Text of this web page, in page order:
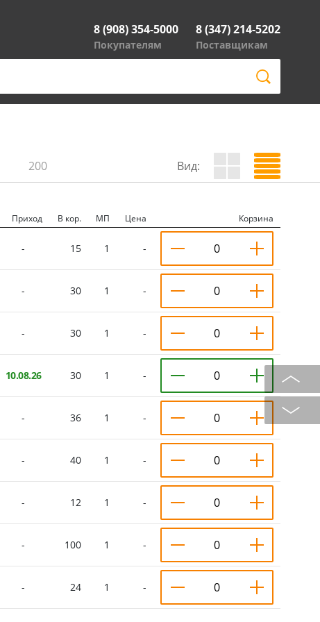
8 (908) 354-5000
Покупателям
8 (347) 214-5202
Поставщикам
200 Вид:
Приход В кор. МП Цена Корзина
- 15 1 -
- 30 1 -
- 30 1 -
10.08.26 30 1 -
- 36 1 -
- 40 1 -
- 12 1 -
- 100 1 -
- 24 1 -